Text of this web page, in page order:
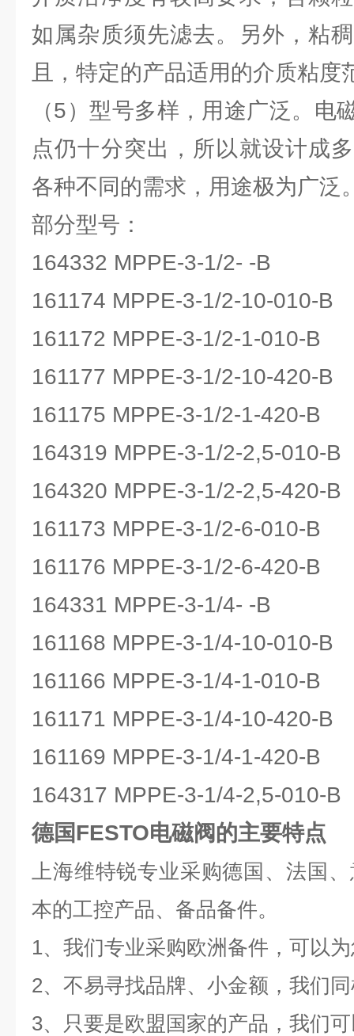
如属杂质须先滤去。另外，粘
且，特定的产品适用的介质粘度
（5）型号多样，用途广泛。电
点仍十分突出，所以就设计成
各种不同的需求，用途极为广泛
部分型号：
164332 MPPE-3-1/2- -B
161174 MPPE-3-1/2-10-010-B
161172 MPPE-3-1/2-1-010-B
161177 MPPE-3-1/2-10-420-B
161175 MPPE-3-1/2-1-420-B
164319 MPPE-3-1/2-2,5-010-B
164320 MPPE-3-1/2-2,5-420-B
161173 MPPE-3-1/2-6-010-B
161176 MPPE-3-1/2-6-420-B
164331 MPPE-3-1/4- -B
161168 MPPE-3-1/4-10-010-B
161166 MPPE-3-1/4-1-010-B
161171 MPPE-3-1/4-10-420-B
161169 MPPE-3-1/4-1-420-B
164317 MPPE-3-1/4-2,5-010-B
德国FESTO电磁阀的主要特点
上海维特锐专业采购德国、法国
本的工控产品、备品备件。
1、我们专业采购欧洲备件，可以
2、不易寻找品牌、小金额，我们
3、只要是欧盟国家的产品，我们